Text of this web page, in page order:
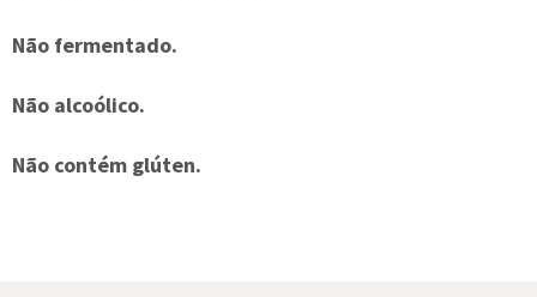
Não fermentado.
Não alcoólico.
Não contém glúten.